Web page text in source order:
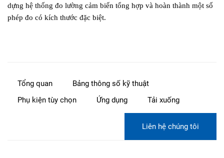
dựng hệ thống đo lường cảm biến tổng hợp và hoàn thành một số
phép đo có kích thước đặc biệt.
Tổng quan
Bảng thông số kỹ thuật
Phụ kiện tùy chọn
Ứng dụng Tải xuống
Liên hệ chúng tôi